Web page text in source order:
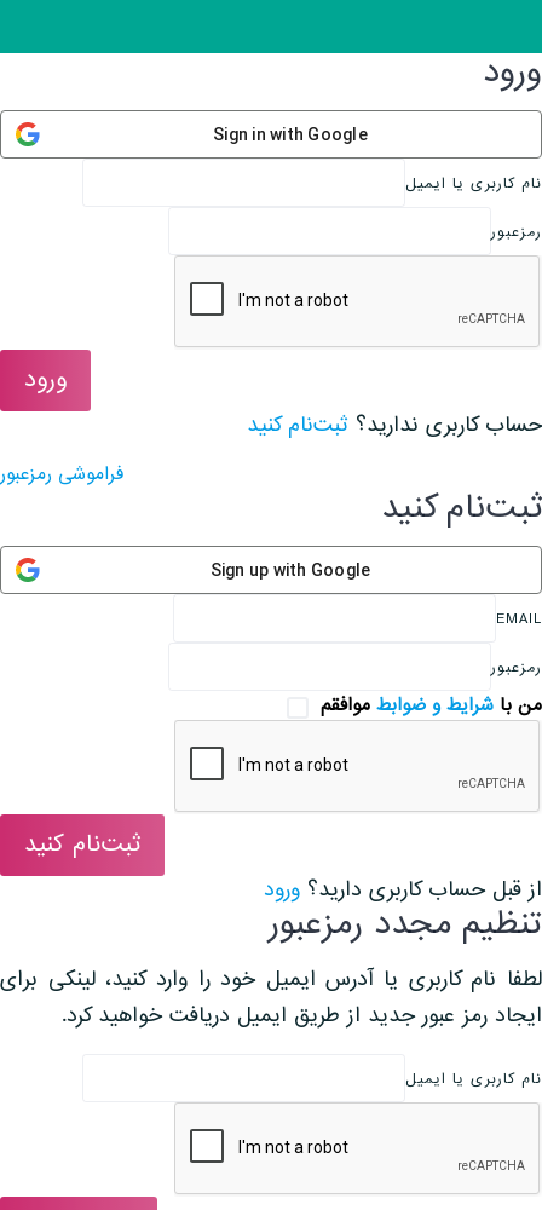
ورود
Sign in with Google
نام کاربری یا ایمیل
رمزعبور
ورود
حساب کاربری ندارید؟ ثبت‌نام کنید
فراموشی رمزعبور
ثبت‌نام کنید
Sign up with Google
EMAIL
رمزعبور
من با شرایط و ضوابط موافقم
ثبت‌نام کنید
از قبل حساب کاربری دارید؟ ورود
تنظیم مجدد رمزعبور
لطفا نام کاربری یا آدرس ایمیل خود را وارد کنید، لینکی برای
ایجاد رمز عبور جدید از طریق ایمیل دریافت خواهید کرد.
نام کاربری یا ایمیل